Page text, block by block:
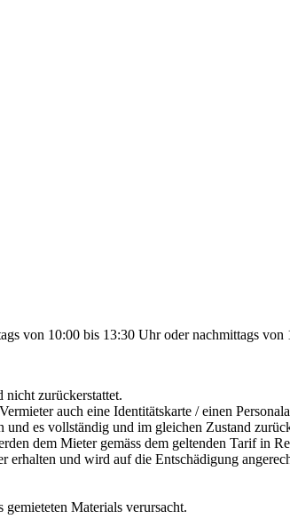
von 10:00 bis 13:30 Uhr oder nachmittags
zurückerstattet.
auch eine Identitätskarte / einen
es vollständig und im gleichen Zustand
dem Mieter gemäss dem geltenden Tarif in
erhalten und wird auf die Entschädigung
Materials verursacht.